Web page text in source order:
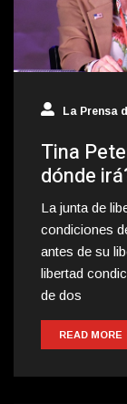
La Prensa
Tina
dónde
La junta de
condiciones
antes de su
libertad
de dos
READ MORE